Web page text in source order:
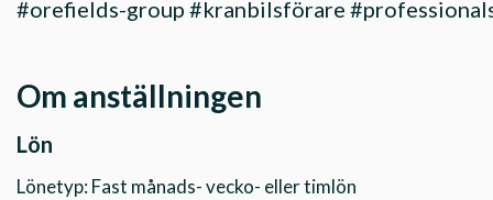
#orefields-group #kranbilsförare
Om anställningen
Lön
Lönetyp: Fast månads- vecko- eller timlön